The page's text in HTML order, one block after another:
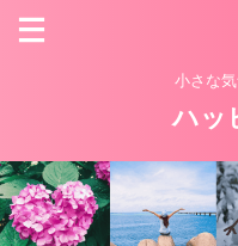
小さな
ハッ